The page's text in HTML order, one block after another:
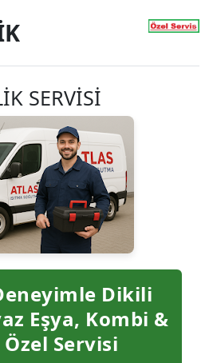
SERVİSİ
Dikili
Eşya, Kombi &
Servisi